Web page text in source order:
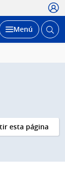
Desplegar
Menú Abrir
esta página